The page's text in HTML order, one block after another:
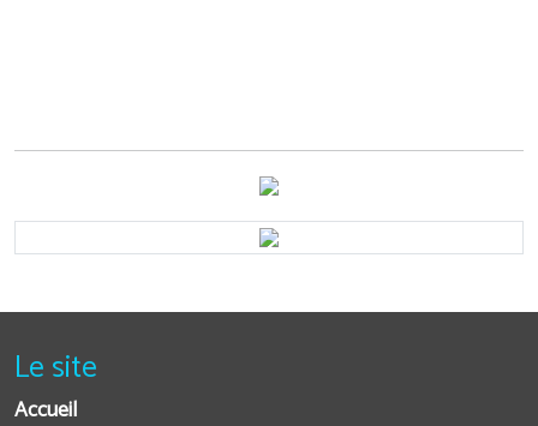
Le site
Accueil